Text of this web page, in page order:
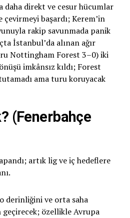
daha direkt ve cesur hücumlar
başardı; Kerem’in
rakip savunmada panik
İstanbul’da alınan ağır
Nottingham Forest 3–0) iki
imkânsız kıldı; Forest
ama turu koruyacak
(Fenerbahçe
artık lig ve iç hedeflere
derinliğini ve orta saha
özellikle Avrupa